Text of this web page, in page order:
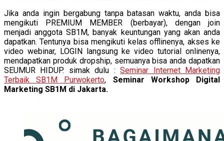
Jika anda ingin bergabung tanpa batasan waktu, anda bisa
mengikuti PREMIUM MEMBER (berbayar), dengan join
menjadi anggota SB1M, banyak keuntungan yang akan anda
dapatkan. Tentunya bisa mengikuti kelas offlinenya, akses ke
video webinar, LOGIN langsung ke video tutorial onlinenya,
mendapatkan produk dropship, semuanya bisa anda dapatkan
SEUMUR HIDUP. simak dulu :Seminar Internet Marketing
Terbaik SB1M Purwokerto, Seminar Workshop Digital
Marketing SB1M di Jakarta.